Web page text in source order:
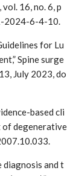
16, no. 6, p
2024-6-4-10.
for Lu
Spine surge
July 2023, do
based cli
of degenerative
diagnosis and t